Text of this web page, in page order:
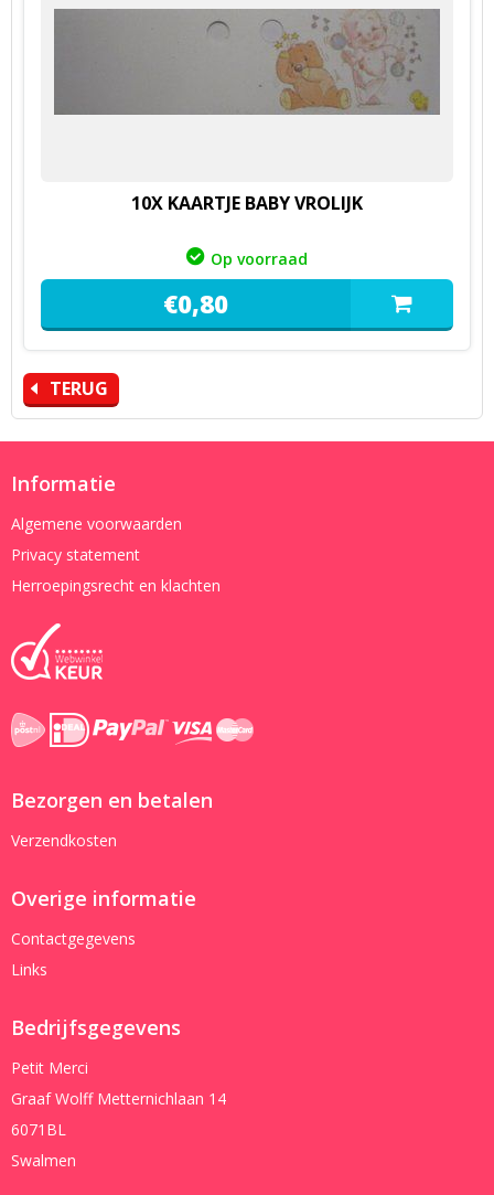
10X KAARTJE BABY VROLIJK
Op voorraad
€0,80
TERUG
Informatie
Algemene voorwaarden
Privacy statement
Herroepingsrecht en klachten
Bezorgen en betalen
Verzendkosten
Overige informatie
Contactgegevens
Links
Bedrijfsgegevens
Petit Merci
Graaf Wolff Metternichlaan 14
6071BL
Swalmen